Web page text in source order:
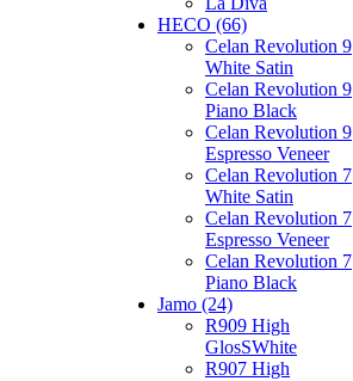
HECO (66)
Celan Revolution 9
White Satin
Celan Revolution 9
Piano Black
Celan Revolution 9
Espresso Veneer
Celan Revolution 7
White Satin
Celan Revolution 7
Espresso Veneer
Celan Revolution 7
Piano Black
Jamo (24)
R909 High
GlosSWhite
R907 High